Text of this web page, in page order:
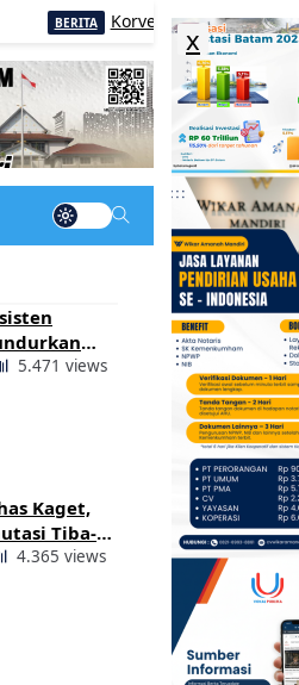
Korve Jateng: Pemcam
5.471 views
Kaget,
Tiba-
Oleh
4.365 views
x